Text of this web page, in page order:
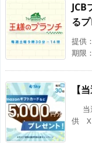
JCB
る
提供
期限
【
当
供 X